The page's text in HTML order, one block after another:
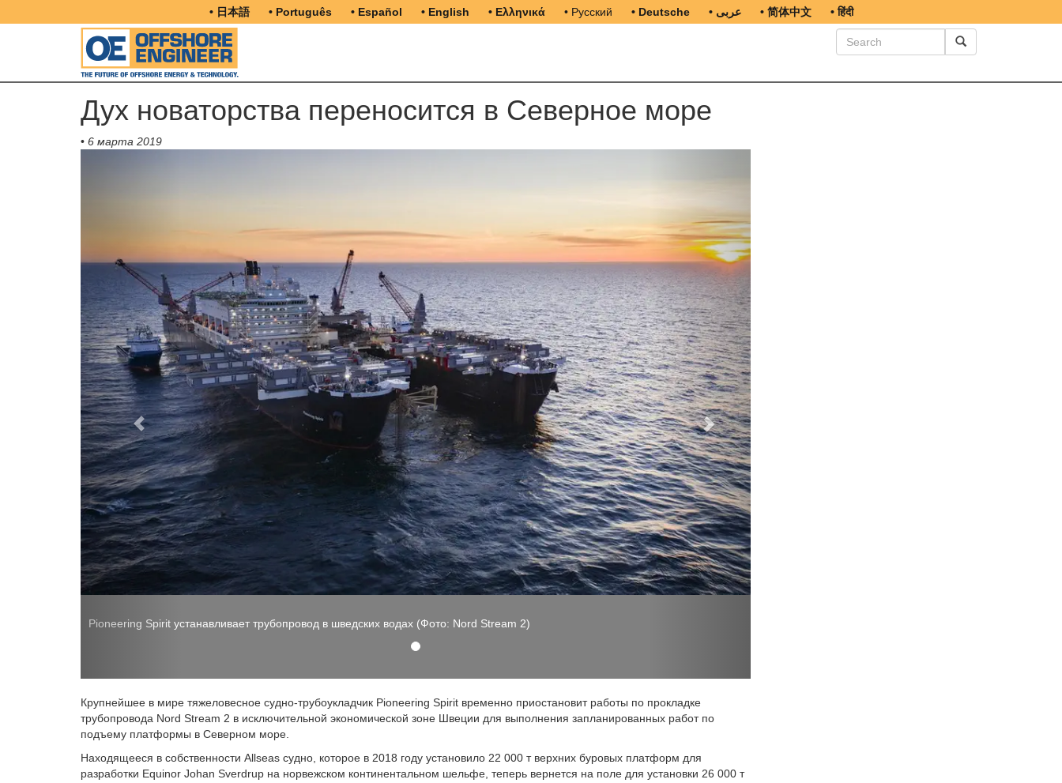
• 日本語 • Português • Español • English • Ελληνικά • Русский • Deutsche • عربى • 简体中文 • हिंदी
Дух новаторства переносится в Северное море
• 6 марта 2019
Pioneering Spirit перевозит верхнюю часть буровой платформы для разработки компании Equinor Johan Sverdrup (Фото:
Allseas)
Крупнейшее в мире тяжеловесное судно-трубоукладчик Pioneering Spirit временно приостановит работы по прокладке
подъему платформы в Северном море.
Находящееся в собственности Allseas судно, которое в 2018 году установило 22 000 т верхних буровых платформ для
разработки Equinor Johan Sverdrup на норвежском континентальном шельфе, теперь вернется на поле для установки 26 000 т
верхних платформ обработки и 18 000 т верхних платформ жилых помещений. Это стороннее обязательство уже было
оговорено в контракте Nord Stream 2 с Allseas, подписанном в апреле 2017 года.
Nord Stream 2 сказал, что ожидает, что Pioneering Spirit вернется в Балтийское море и продолжит прокладку трубопровода